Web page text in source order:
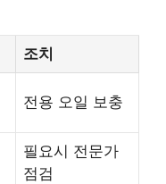
조치
전용 오일 보충
필요시 전문가
점검